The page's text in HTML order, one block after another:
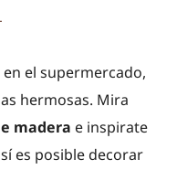
en el supermercado,
hermosas. Mira
madera e inspirate
es posible decorar